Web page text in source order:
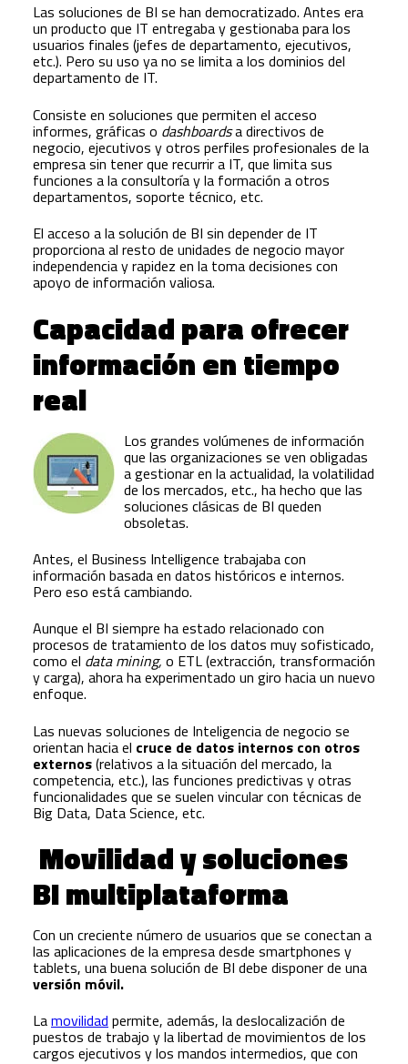
Las soluciones de BI se han democratizado. Antes era
un producto que IT entregaba y gestionaba para los
usuarios finales (jefes de departamento, ejecutivos,
etc.). Pero su uso ya no se limita a los dominios del
departamento de IT.
Consiste en soluciones que permiten el acceso
informes, gráficas o dashboardsa directivos de
negocio, ejecutivos y otros perfiles profesionales de la
empresa sin tener que recurrir a IT, que limita sus
funciones a la consultoría y la formación a otros
departamentos, soporte técnico, etc.
El acceso a la solución de BI sin depender de IT
proporciona al resto de unidades de negocio mayor
independencia y rapidez en la toma decisiones con
apoyo de información valiosa.
Capacidad para ofrecer
información en tiempo
real
Los grandes volúmenes de información
que las organizaciones se ven obligadas
a gestionar en la actualidad, la volatilidad
de los mercados, etc., ha hecho que las
soluciones clásicas de BI queden
obsoletas.
Antes, el Business Intelligence trabajaba con
información basada en datos históricos e internos.
Pero eso está cambiando.
Aunque el BI siempre ha estado relacionado con
procesos de tratamiento de los datos muy sofisticado,
como el data mining, o ETL (extracción, transformación
y carga), ahora ha experimentado un giro hacia un nuevo
enfoque.
Las nuevas soluciones de Inteligencia de negocio se
orientan hacia el cruce de datos internos con otros
externos(relativos a la situación del mercado, la
competencia, etc.), las funciones predictivas y otras
funcionalidades que se suelen vincular con técnicas de
Big Data, Data Science, etc.
Movilidad y soluciones
BI multiplataforma
Con un creciente número de usuarios que se conectan a
las aplicaciones de la empresa desde smartphones y
tablets, una buena solución de BI debe disponer de una
versión móvil.
Lamovilidad permite, además, la deslocalización de
puestos de trabajo y la libertad de movimientos de los
cargos ejecutivos y los mandos intermedios, que con